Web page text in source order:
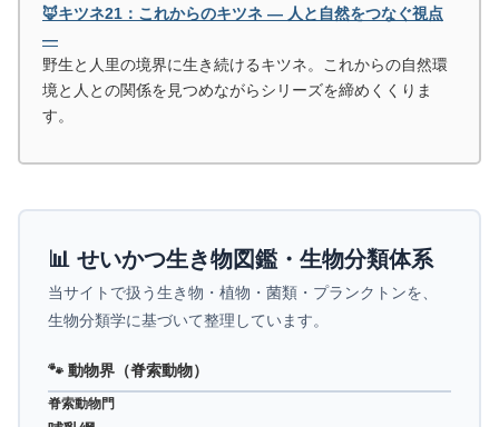
🦊キツネ21：これからのキツネ ― 人と自然をつなぐ視点
―
野生と人里の境界に生き続けるキツネ。これからの自然環
境と人との関係を見つめながらシリーズを締めくくりま
す。
📊 せいかつ生き物図鑑・生物分類体系
当サイトで扱う生き物・植物・菌類・プランクトンを、
生物分類学に基づいて整理しています。
🐾 動物界（脊索動物）
脊索動物門